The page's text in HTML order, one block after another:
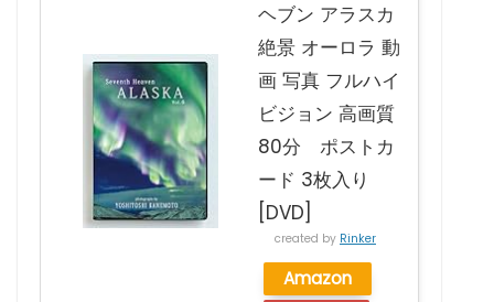
ヘブン アラスカ
絶景 オーロラ 動
画 写真 フルハイ
ビジョン 高画質
80分 ポストカ
ード 3枚入り
[DVD]
created by Rinker
Amazon